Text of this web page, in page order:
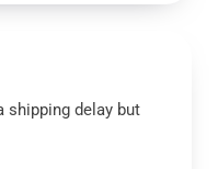
shipping delay but